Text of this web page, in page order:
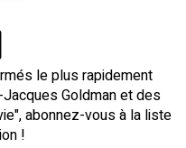
le plus rapidement
Goldman et des
abonnez-vous à la liste
!